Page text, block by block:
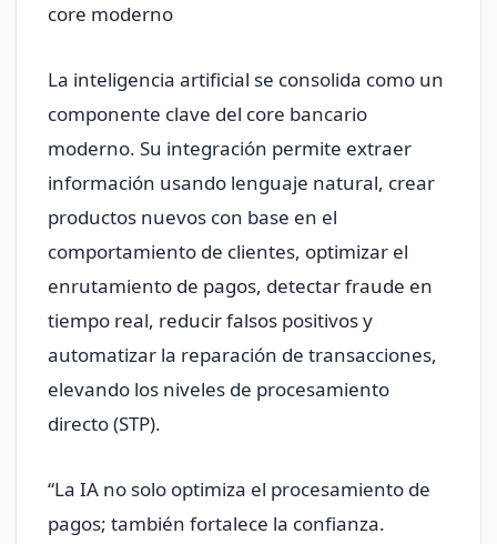
core moderno
La inteligencia artificial se consolida como un
componente clave del core bancario
moderno. Su integración permite extraer
información usando lenguaje natural, crear
productos nuevos con base en el
comportamiento de clientes, optimizar el
enrutamiento de pagos, detectar fraude en
tiempo real, reducir falsos positivos y
automatizar la reparación de transacciones,
elevando los niveles de procesamiento
directo (STP).
“La IA no solo optimiza el procesamiento de
pagos; también fortalece la confianza.